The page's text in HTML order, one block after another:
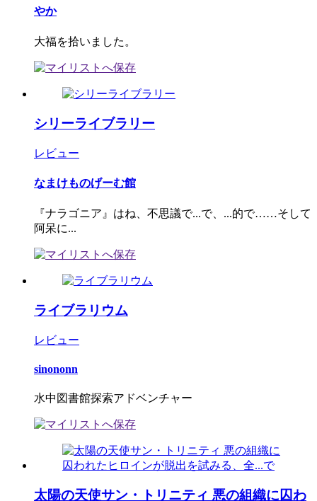
やか
大福を拾いました。
シリーライブラリー
レビュー
なまけものげーむ館
『ナラゴニア』はね、不思議で...で、...的で……そして
阿呆に...
ライブラリウム
レビュー
sinononn
水中図書館探索アドベンチャー
太陽の天使サン・トリニティ 悪の組織に囚わ